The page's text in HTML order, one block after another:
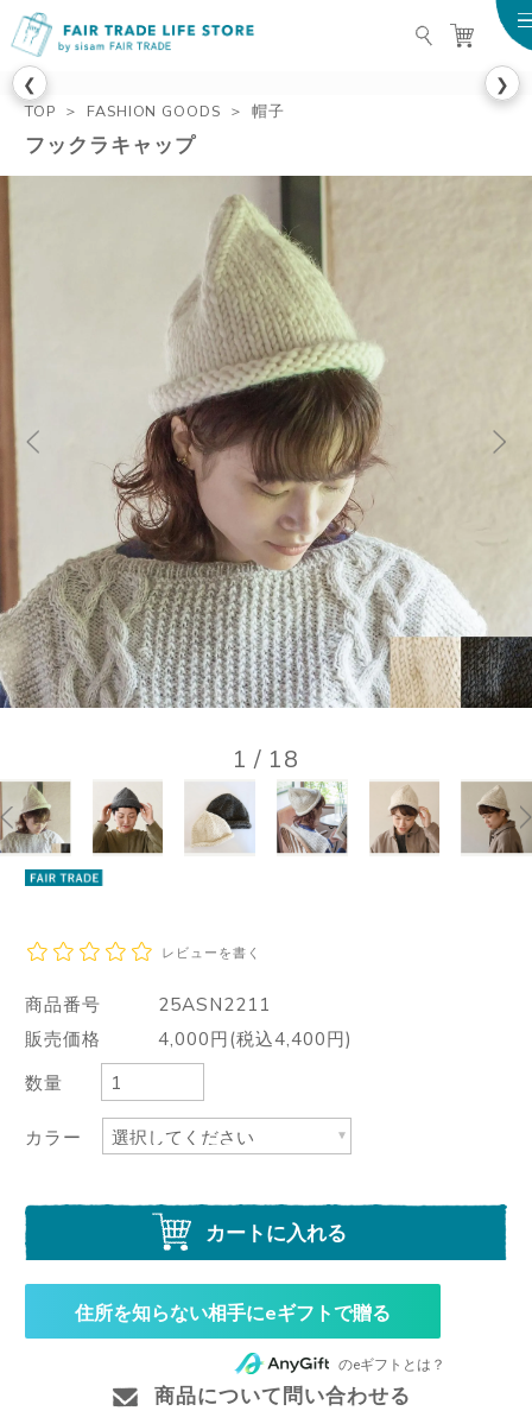
FAIR TRADE LIFE
❮ ❯
TOP FASHION GOODS 帽子
フックラキャップ
1 / 18
レビューを書く
商品番号
25ASN2211
販売価格
4,000円(税込4,400円)
数量
カラー
カートに入れる
住所を知らない相手にeギフトで贈る
のeギフトとは？
商品について問い合わせる